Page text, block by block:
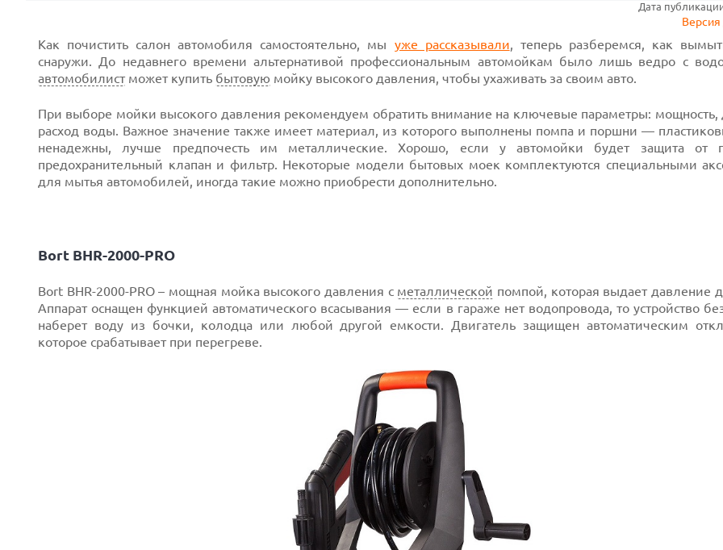
Дата
Версия
Как почистить салон автомобиля самостоятельно, мы уже рассказывали, теперь разберемся, как
снаружи. До недавнего времени альтернативой профессиональным автомойкам было лишь ведро с
автомобилистможет купить бытовую мойку высокого давления, чтобы ухаживать за своим авто.
При выборе мойки высокого давления рекомендуем обратить внимание на ключевые параметры: мощность,
расход воды. Важное значение также имеет материал, из которого выполнены помпа и поршни —
ненадежны, лучше предпочесть им металлические. Хорошо, если у автомойки будет защита от
предохранительный клапан и фильтр. Некоторые модели бытовых моек комплектуются специальными
для мытья автомобилей, иногда такие можно приобрести дополнительно.
Bort BHR-2000-PRO
Bort BHR-2000-PRO – мощная мойка высокого давления с металлической помпой, которая выдает давление
Аппарат оснащен функцией автоматического всасывания — если в гараже нет водопровода, то устройство
наберет воду из бочки, колодца или любой другой емкости. Двигатель защищен автоматическим
которое срабатывает при перегреве.
Next